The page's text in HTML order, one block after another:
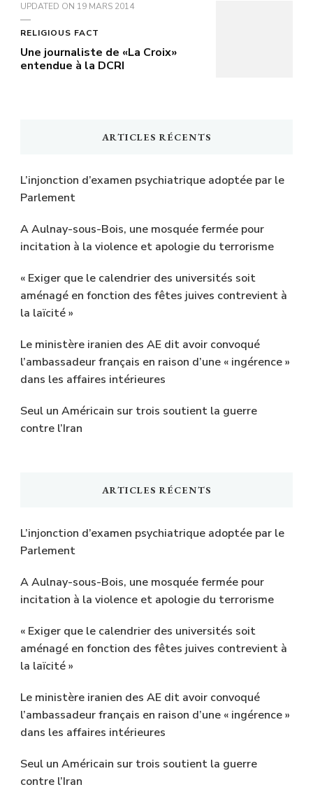
UPDATED ON 19 MARS 2014
RELIGIOUS FACT
Une journaliste de «La Croix»
entendue à la DCRI
ARTICLES RÉCENTS
L’injonction d’examen psychiatrique adoptée par le
Parlement
A Aulnay-sous-Bois, une mosquée fermée pour
incitation à la violence et apologie du terrorisme
« Exiger que le calendrier des universités soit
aménagé en fonction des fêtes juives contrevient à
la laïcité »
Le ministère iranien des AE dit avoir convoqué
l’ambassadeur français en raison d’une « ingérence »
dans les affaires intérieures
Seul un Américain sur trois soutient la guerre
contre l’Iran
ARTICLES RÉCENTS
L’injonction d’examen psychiatrique adoptée par le
Parlement
A Aulnay-sous-Bois, une mosquée fermée pour
incitation à la violence et apologie du terrorisme
« Exiger que le calendrier des universités soit
aménagé en fonction des fêtes juives contrevient à
la laïcité »
Le ministère iranien des AE dit avoir convoqué
l’ambassadeur français en raison d’une « ingérence »
dans les affaires intérieures
Seul un Américain sur trois soutient la guerre
contre l’Iran